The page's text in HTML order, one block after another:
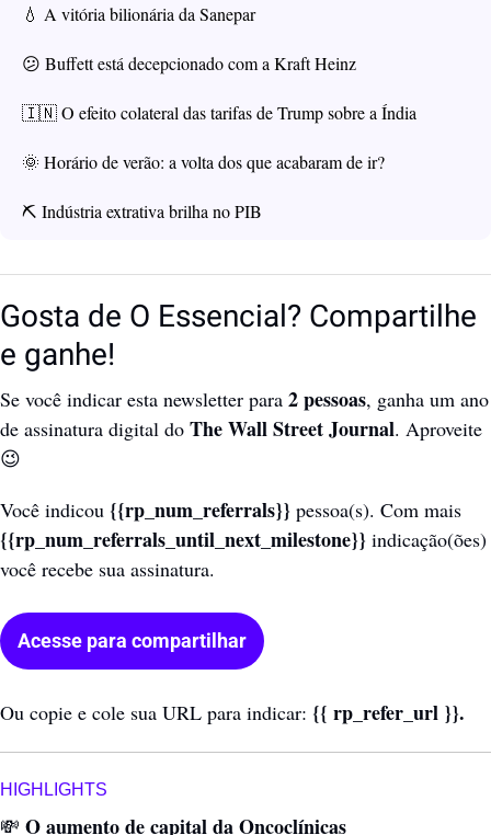
💧 A vitória bilionária da Sanepar
😕 Buffett está decepcionado com a Kraft Heinz
🇮🇳 O efeito colateral das tarifas de Trump sobre a Índia
🌞 Horário de verão: a volta dos que acabaram de ir?
⛏️ Indústria extrativa brilha no PIB
Gosta de O Essencial? Compartilhe
e ganhe!
Se você indicar esta newsletter para 2 pessoas, ganha um ano
de assinatura digital do The Wall Street Journal
😉
Você indicou {{rp_num_referrals}}
{{rp_num_referrals_until_next_milestone}} indicação(ões)
você recebe sua assinatura.
Acesse para compartilhar
Ou copie e cole sua URL para indicar: {{ rp_refer_url }}.
HIGHLIGHTS
💸 O aumento de capital da Oncoclínicas